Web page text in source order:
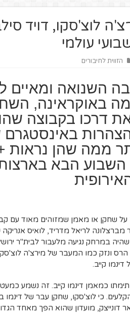
לוצ'סקו, דויד
עולמי
הזווית לחיבורים
השנואה ומאיים
באוקראינה,
דרכו בקבוצה
ממה שהן נראות
הבא
על שחקן או מאמן שמזוהים מאוד עם
מברצלונה לריאל מדריד, לואיס
במרחק נגיעה מלעבור לבית"ר
ונזק כמו המעבר של מירצ'ה
קייב.
כמאמן דינמו קייב. זה נשמע
כי לוצ'סקו, שחקן עבר של דינמו
דונייצק, מועדון שהוא הפך מאחד